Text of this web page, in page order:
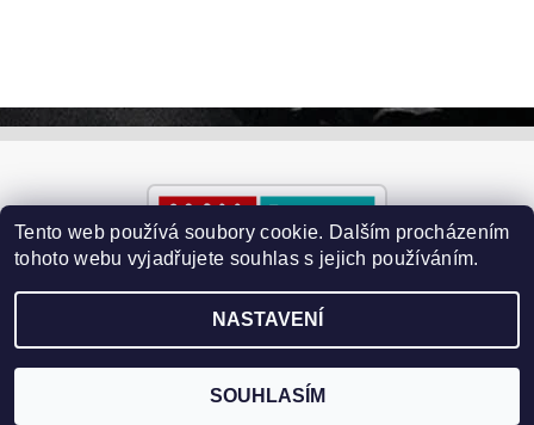
2026 ©Paralyzery-vychytavky.cz, všechna práva vyhrazena
Vytvořil Shoptet
Tento web používá soubory cookie. Dalším procházením
tohoto webu vyjadřujete souhlas s jejich používáním.
NASTAVENÍ
SOUHLASÍM